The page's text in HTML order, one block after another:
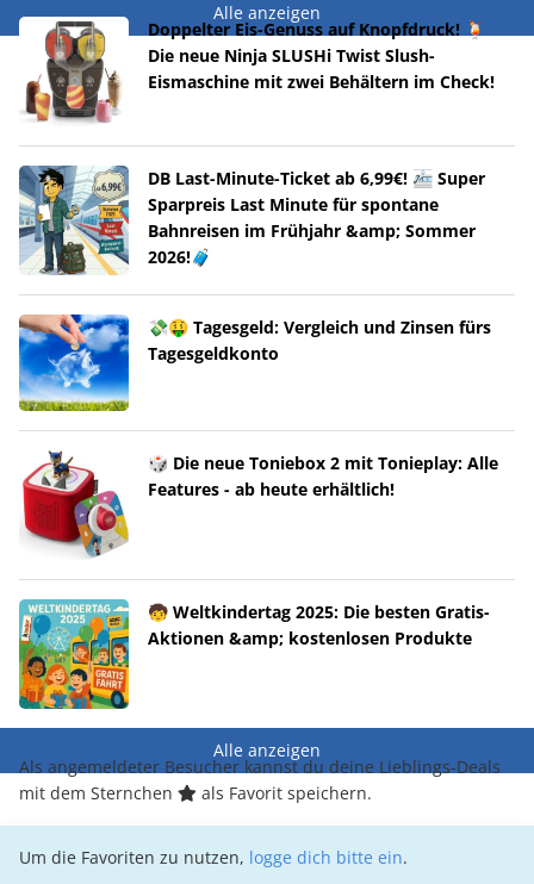
Alle anzeigen
Doppelter Eis-Genuss auf Knopfdruck! 🍹
Die neue Ninja SLUSHi Twist Slush-
Eismaschine mit zwei Behältern im Check!
DB Last-Minute-Ticket ab 6,99€! 🚈 Super
Sparpreis Last Minute für spontane
Bahnreisen im Frühjahr &amp; Sommer
2026!🧳
💸🤑 Tagesgeld: Vergleich und Zinsen fürs
Tagesgeldkonto
🎲 Die neue Toniebox 2 mit Tonieplay: Alle
Features - ab heute erhältlich!
🧒 Weltkindertag 2025: Die besten Gratis-
Aktionen &amp; kostenlosen Produkte
Alle anzeigen
Als angemeldeter Besucher kannst du deine Lieblings-Deals
mit dem Sternchen
als Favorit speichern.
Um die Favoriten zu nutzen, logge dich bitte ein.